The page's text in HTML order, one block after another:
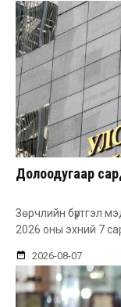
Долоодугаар
Зөрчлийн бүртгэл
2026 оны эхний 7
2026-08-07